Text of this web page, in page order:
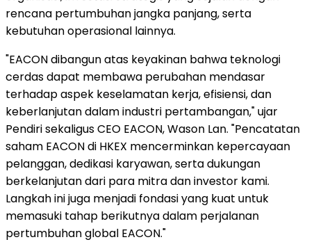
rencana pertumbuhan jangka panjang, serta
kebutuhan operasional lainnya.
"EACON dibangun atas keyakinan bahwa teknologi
cerdas dapat membawa perubahan mendasar
terhadap aspek keselamatan kerja, efisiensi, dan
keberlanjutan dalam industri pertambangan," ujar
Pendiri sekaligus CEO EACON, Wason Lan. "Pencatatan
saham EACON di HKEX mencerminkan kepercayaan
pelanggan, dedikasi karyawan, serta dukungan
berkelanjutan dari para mitra dan investor kami.
Langkah ini juga menjadi fondasi yang kuat untuk
memasuki tahap berikutnya dalam perjalanan
pertumbuhan global EACON."